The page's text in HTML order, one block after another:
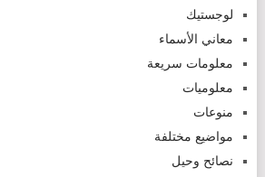
لوجستيك
معاني الأسماء
معلومات سريعة
معلوميات
منوعات
مواضيع مختلفة
نصائح وحيل